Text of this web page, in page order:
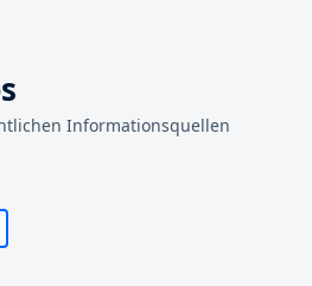
Informationsquellen